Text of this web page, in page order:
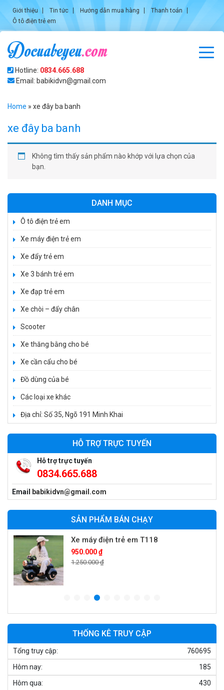
Giới thiệu Tin tức Hướng dẫn mua hàng
Thanh toán
Ô tô điện trẻ em
Hotline: 0834.665.688
Email: babikidvn@gmail.com
Home » xe đây ba banh
xe đây ba banh
Không tìm thấy sản phẩm nào khớp với lựa chọn của
bạn.
DANH MỤC
Ô tô điện trẻ em
Xe máy điện trẻ em
Xe đẩy trẻ em
Xe 3 bánh trẻ em
Xe đạp trẻ em
Xe chòi – đẩy chân
Scooter
Xe thăng bằng cho bé
Xe cần cẩu cho bé
Đồ dùng của bé
Các loại xe khác
Địa chỉ: Số 35, Ngõ 191 Minh Khai
HỖ TRỢ TRỰC TUYẾN
Hỗ trợ trực tuyến
0834.665.688
Email babikidvn@gmail.com
SẢN PHẨM BÁN CHẠY
Xe 3 bánh đạp trẻ em FE-188
520.000 ₫
Xe 3 bánh trẻ em 968
Xe máy điện trẻ em vecpa XW02
950.000 ₫
1.250.000 ₫
900.000 ₫
Xe máy điện trẻ em T118
950.000 ₫
1.250.000 ₫
Xe điện trẻ em 7017
Xe ô tô điện trẻ em cảnh sát J2988
THỐNG KÊ TRUY CẬP
760695
Tổng truy cập:
185
Hôm nay:
430
Hôm qua: